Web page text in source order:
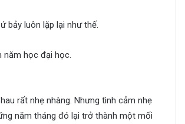
bảy luôn lặp lại như thế.
năm học đại học.
rất nhẹ nhàng. Nhưng tình cảm nhẹ
năm tháng đó lại trở thành một mối